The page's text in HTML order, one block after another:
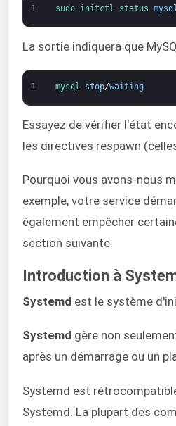
1 sudo initctl status mysql
La sortie indiquera que
1 mysql stop/waiting
Essayez de vérifier l'état
les directives respawn
Pourquoi vous avons-nous
exemple, votre service
également empêcher
section suivante.
Introduction à
Systemd est le système
Systemd gère non
après un démarrage ou un
Systemd est
Systemd. La plupart des